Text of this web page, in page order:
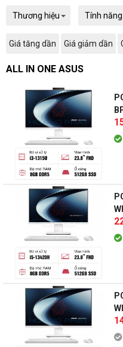
Thương hiệu Tính năng
Giá tăng dần Giá giảm dần
ALL IN ONE ASUS